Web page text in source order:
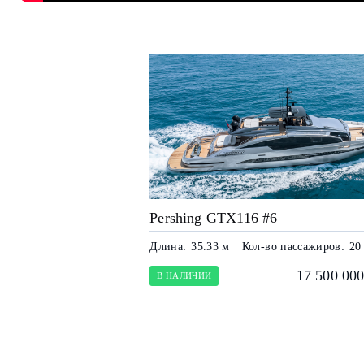
Pershing GTX116 #6
Длина: 35.33 м Кол-во пассажиров: 20
В НАЛИЧИИ 17 500